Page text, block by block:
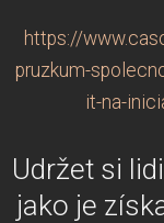
https://
pruzkum-
it-na-
Udržet si
jako je